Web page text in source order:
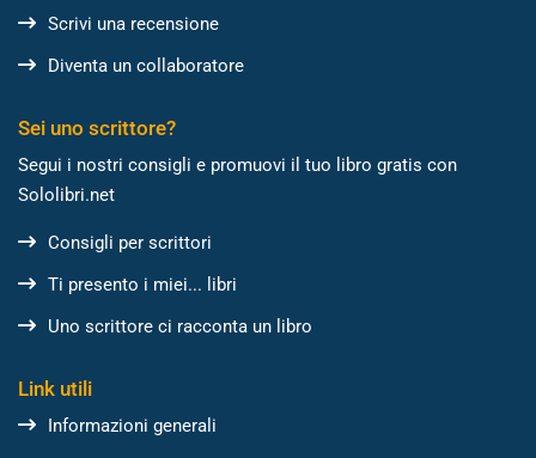
Scrivi una recensione
Diventa un collaboratore
Sei uno scrittore?
Segui i nostri consigli e promuovi il tuo libro gratis con
Sololibri.net
Consigli per scrittori
Ti presento i miei... libri
Uno scrittore ci racconta un libro
Link utili
Informazioni generali